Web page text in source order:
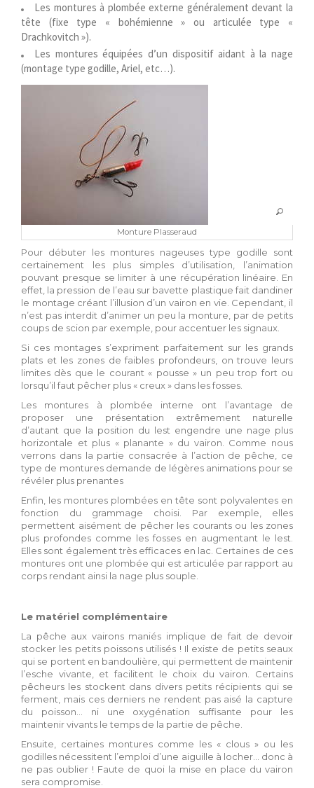
Les montures à plombée externe généralement devant la
tête (fixe type « bohémienne » ou articulée type «
Drachkovitch »).
Les montures équipées d’un dispositif aidant à la nage
(montage type godille, Ariel, etc…).
Monture Plasseraud
Pour débuter les montures nageuses type godille sont
certainement les plus simples d’utilisation, l’animation
pouvant presque se limiter à une récupération linéaire. En
effet, la pression de l’eau sur bavette plastique fait dandiner
le montage créant l’illusion d’un vairon en vie. Cependant, il
n’est pas interdit d’animer un peu la monture, par de petits
coups de scion par exemple, pour accentuer les signaux.
Si ces montages s’expriment parfaitement sur les grands
plats et les zones de faibles profondeurs, on trouve leurs
limites dès que le courant « pousse » un peu trop fort ou
lorsqu’il faut pêcher plus « creux » dans les fosses.
Les montures à plombée interne ont l’avantage de
proposer une présentation extrêmement naturelle
d’autant que la position du lest engendre une nage plus
horizontale et plus « planante » du vairon. Comme nous
verrons dans la partie consacrée à l’action de pêche, ce
type de montures demande de légères animations pour se
révéler plus prenantes
Enfin, les montures plombées en tête sont polyvalentes en
fonction du grammage choisi. Par exemple, elles
permettent aisément de pêcher les courants ou les zones
plus profondes comme les fosses en augmentant le lest.
Elles sont également très efficaces en lac. Certaines de ces
montures ont une plombée qui est articulée par rapport au
corps rendant ainsi la nage plus souple.
Le matériel complémentaire
La pêche aux vairons maniés implique de fait de devoir
stocker les petits poissons utilisés ! Il existe de petits seaux
qui se portent en bandoulière, qui permettent de maintenir
l’esche vivante, et facilitent le choix du vairon. Certains
pêcheurs les stockent dans divers petits récipients qui se
ferment, mais ces derniers ne rendent pas aisé la capture
du poisson… ni une oxygénation suffisante pour les
maintenir vivants le temps de la partie de pêche.
Ensuite, certaines montures comme les « clous » ou les
godilles nécessitent l’emploi d’une aiguille à locher… donc à
ne pas oublier ! Faute de quoi la mise en place du vairon
sera compromise.